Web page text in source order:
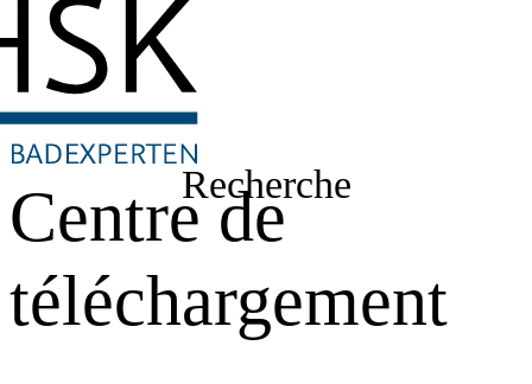
Recherche
Centre de
téléchargement